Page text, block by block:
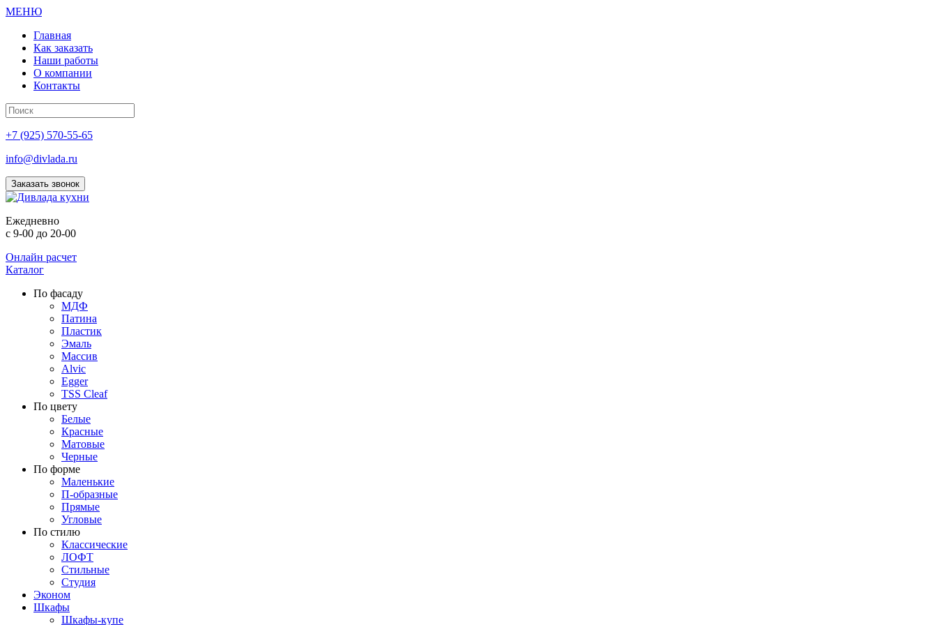
МЕНЮ
Главная
Как заказать
Наши работы
О компании
Контакты
+7 (925) 570-55-65
info@divlada.ru
Заказать звонок
Ежедневно
с 9-00 до 20-00
Онлайн расчет
Каталог
По фасаду
МДФ
Патина
Пластик
Эмаль
Массив
Alvic
Egger
TSS Cleaf
По цвету
Белые
Красные
Матовые
Черные
По форме
Маленькие
П-образные
Прямые
Угловые
По стилю
Классические
ЛОФТ
Стильные
Студия
Эконом
Шкафы
Шкафы-купе